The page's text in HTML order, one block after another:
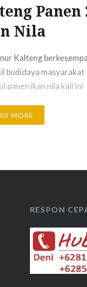
Panen
Nila
Kalteng
budidaya
panen ikan nila kali ini
Teras didampingi
Sakariyas serta
MORE
RESPON